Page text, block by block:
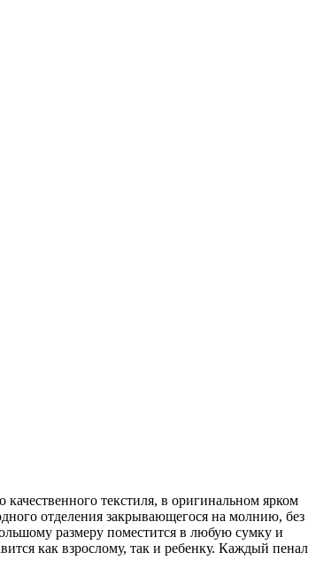
текстиля, в оригинальном ярком
отделения закрывающегося на молнию, без
размеру поместится в любую сумку и
как взрослому, так и ребенку. Каждый пенал